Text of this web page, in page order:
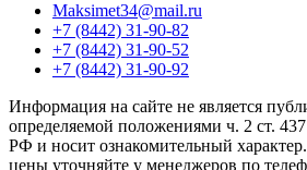
Maksimet34@mail.ru
+7 (8442) 31-90-82
+7 (8442) 31-90-52
+7 (8442) 31-90-92
Информация на сайте не является
определяемой положениями ч. 2 ст.
РФ и носит ознакомительный
цены уточняйте у менеджеров по